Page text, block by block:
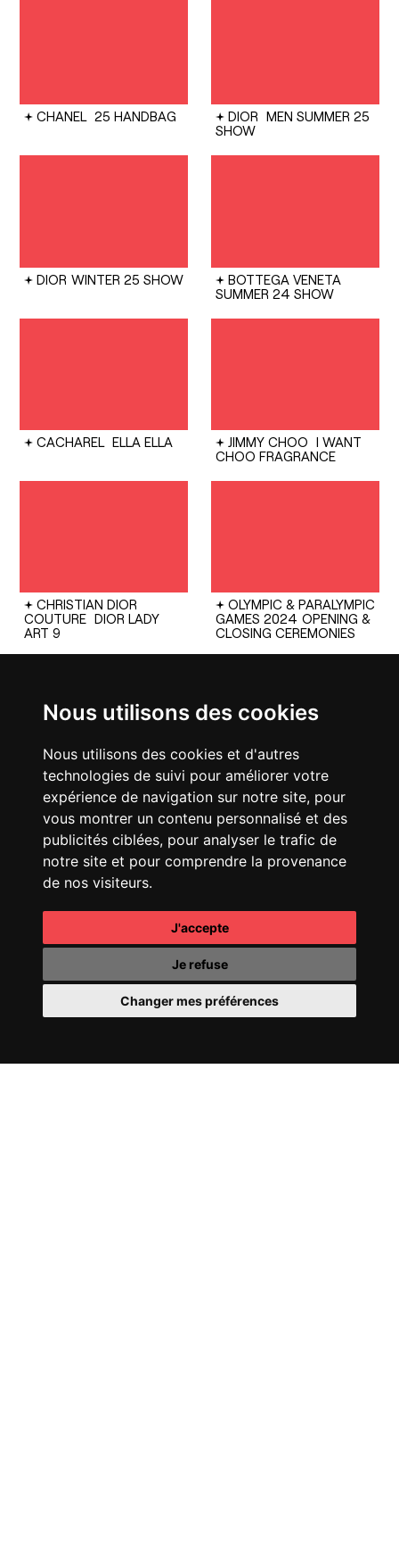
Nous utilisons des cookies
Nous utilisons des cookies et d'autres
technologies de suivi pour améliorer votre
expérience de navigation sur notre site, pour
vous montrer un contenu personnalisé et des
publicités ciblées, pour analyser le trafic de
notre site et pour comprendre la provenance
de nos visiteurs.
J'accepte
Je refuse
Changer mes préférences
CHANEL 25 HANDBAG DIOR MEN SUMMER 25
SHOW
DIOR WINTER 25 SHOW
BOTTEGA VENETA
SUMMER 24 SHOW
CACHAREL ELLA ELLA JIMMY CHOO I WANT
CHOO FRAGRANCE
CHRISTIAN DIOR
COUTURE DIOR LADY
ART 9
OLYMPIC & PARALYMPIC
GAMES 2024 OPENING &
CLOSING CEREMONIES
CHANEL 25 HANDBAG FENDI SPRING SUMMER
25 SHOW
CHANEL COCO
CHANEL OMBRE
ESSENTIELLE